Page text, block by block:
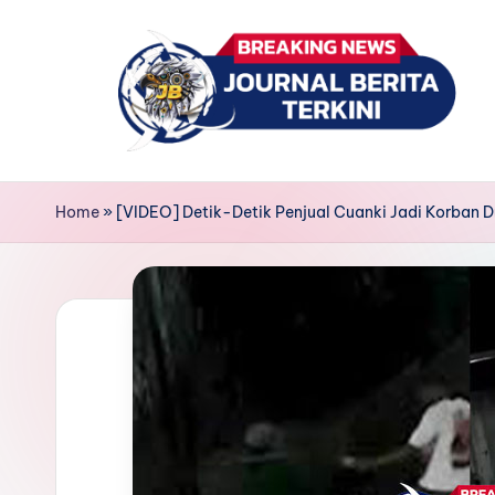
J
u
n
news
Home» [VIDEO] Detik-Detik Penjual Cuanki Jadi Korban